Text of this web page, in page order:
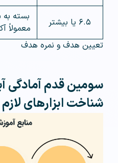
۶.۵ یا بیشتر
بسته به
معمولاً
تعیین هدف و نمره هدف
سومین قدم آمادگی
شناخت ابزارهای